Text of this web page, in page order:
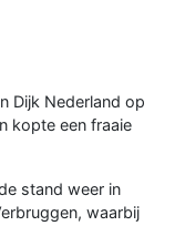
Dijk Nederland op
kopte een fraaie
stand weer in
waarbij